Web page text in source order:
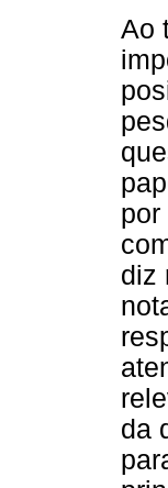
Ao
por
diz
da